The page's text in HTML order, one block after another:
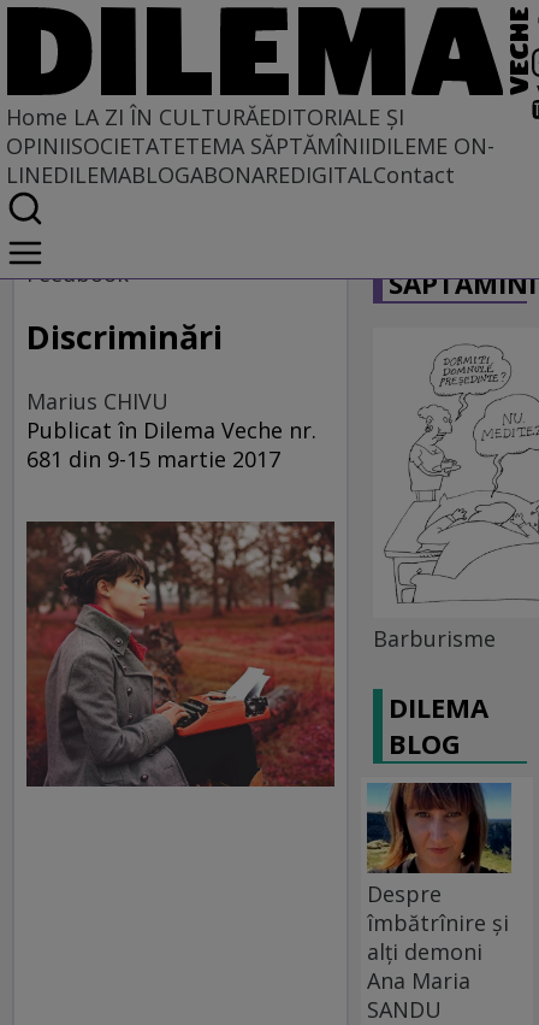
Home LA ZI ÎN CULTURĂEDITORIALE ȘI
OPINIISOCIETATETEMA SĂPTĂMÎNIIDILEME ON-
LINEDILEMABLOGABONAREDIGITALContact
Home
La zi în cultură
Feedbook
Discriminări
Marius CHIVU
Publicat în Dilema Veche nr.
681 din 9-15 martie 2017
Barburisme
DILEMA
BLOG
Despre
îmbătrînire și
alți demoni
Ana Maria
SANDU